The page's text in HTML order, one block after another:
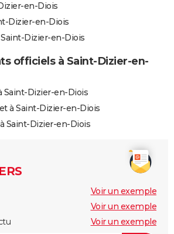
en-Diois
Dizier-en-Diois
Dizier-en-Diois
officiels à Saint-Dizier-en-
Saint-Dizier-en-Diois
à Saint-Dizier-en-Diois
Saint-Dizier-en-Diois
Voir un exemple
Voir un exemple
Voir un exemple